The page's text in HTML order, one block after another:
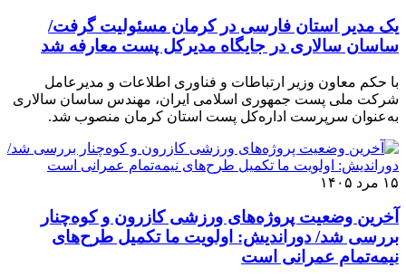
یک مدیر استان فارسی در کرمان مسئولیت گرفت/
ساسان سالاری در جایگاه مدیرکل پست معارفه شد
با حکم معاون وزیر ارتباطات و فناوری اطلاعات و مدیرعامل
شرکت ملی پست جمهوری اسلامی ایران، مهندس ساسان سالاری
به‌عنوان سرپرست اداره‌کل پست استان کرمان منصوب شد.
۱۵ مرد ۱۴۰۵
آخرین وضعیت پروژه‌های ورزشی کازرون و کوه‌چنار
بررسی شد/ دوراندیش: اولویت ما تکمیل طرح‌های
نیمه‌تمام عمرانی است